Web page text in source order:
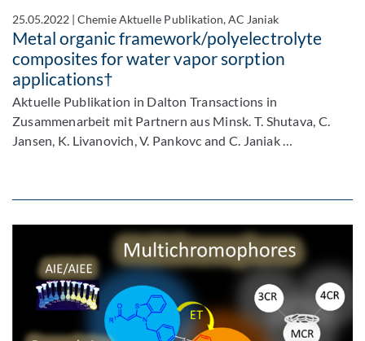
25.05.2022 |Chemie Aktuelle Publikation, AC Janiak
Metal organic framework/polyelectrolyte
composites for water vapor sorption
applications†
Aktuelle Publikation in Dalton Transactions in
Zusammenarbeit mit Partnern aus Minsk. T. Shutava, C.
Jansen, K. Livanovich, V. Pankovc and C. Janiak …